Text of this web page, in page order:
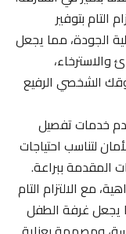
بتوفير
مما يجعل
الشخصي الرفيع
تفصيل
لتناسب احتياجات
ببراعة.
الالتزام التام
غرفة الطفل